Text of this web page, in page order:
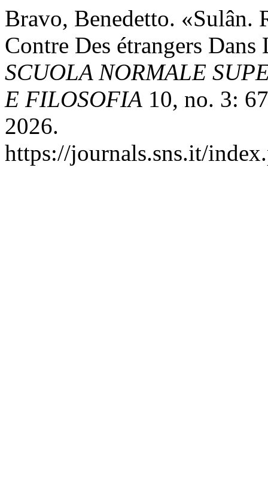
Bravo, Benedetto. «Sulân.
Contre Des étrangers
SCUOLA NORMALE
E FILOSOFIA 10, no. 3:
2026.
https://journals.sns.it/